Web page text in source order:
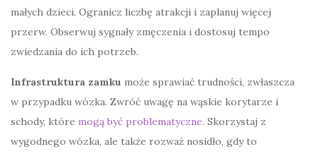
małych dzieci. Ogranicz liczbę atrakcji i zaplanuj więcej
przerw. Obserwuj sygnały zmęczenia i dostosuj tempo
zwiedzania do ich potrzeb.
Infrastruktura zamku może sprawiać trudności, zwłaszcza
w przypadku wózka. Zwróć uwagę na wąskie korytarze i
schody, które mogą być problematyczne. Skorzystaj z
wygodnego wózka, ale także rozważ nosidło, gdy to